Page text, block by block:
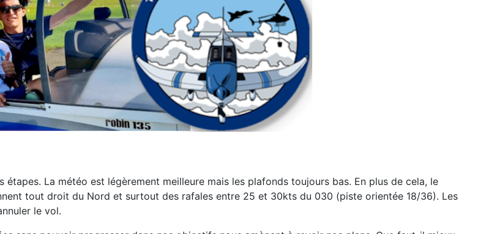
étapes. La météo est légèrement meilleure mais les plafonds toujours bas. En plus de cela, le
tout droit du Nord et surtout des rafales entre 25 et 30kts du 030 (piste orientée 18/36). Les
le vol.